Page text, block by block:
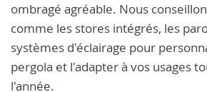
ombragé agréable. Nous
comme les stores intégrés, les
systèmes d'éclairage pour
pergola et l'adapter à vos usages
l'année.